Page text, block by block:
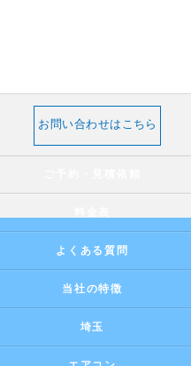
お問い合わせはこちら
よくある質問
当社の特徴
埼玉